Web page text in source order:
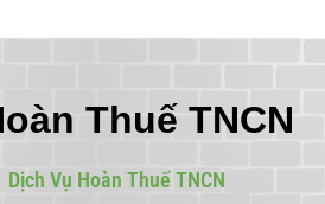
Thuế TNCN
Dịch Vụ Hoàn Thuế TNCN